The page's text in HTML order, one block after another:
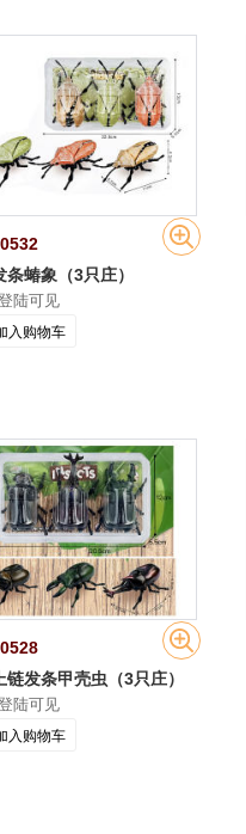
条蝽象（3只庄）
陆可见
入购物车
链发条甲壳虫（3只庄）
陆可见
入购物车